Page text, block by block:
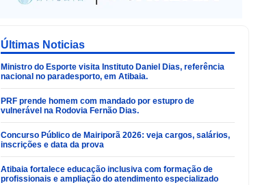
Últimas Noticias
Ministro do Esporte visita Instituto Daniel Dias, referência
nacional no paradesporto, em Atibaia.
PRF prende homem com mandado por estupro de
vulnerável na Rodovia Fernão Dias.
Concurso Público de Mairiporã 2026: veja cargos, salários,
inscrições e data da prova
Atibaia fortalece educação inclusiva com formação de
profissionais e ampliação do atendimento especializado